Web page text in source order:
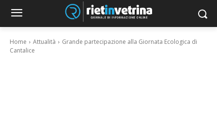
Home Attualità
Grande partecipazione alla Giornata Ecologica di
Cantalice